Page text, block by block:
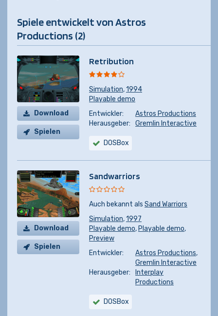
Spiele entwickelt von Astros
Productions (2)
Download
Spielen
Retribution
Simulation,1994
Playable demo
Entwickler:
Astros Productions
Herausgeber:
Gremlin Interactive
DOSBox
Download
Spielen
Sandwarriors
Auch bekannt als Sand Warriors
Simulation,1997
Playable demo, Playable demo,
Preview
Entwickler:
Astros Productions,
Gremlin Interactive
Herausgeber:
Interplay
Productions
DOSBox